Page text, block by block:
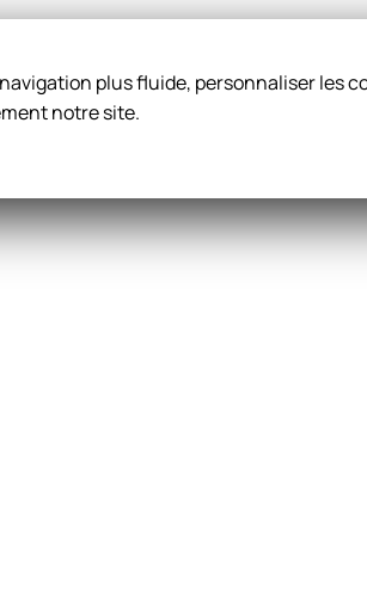
plus fluide, personnaliser les
notre site.